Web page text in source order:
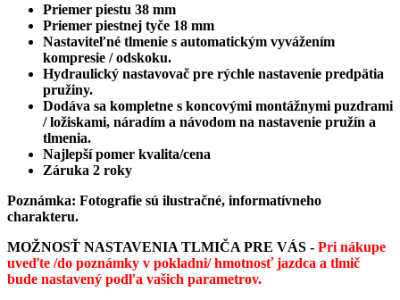
Priemer piestu 38 mm
Priemer piestnej tyče 18 mm
Nastaviteľné tlmenie s automatickým vyvážením
kompresie / odskoku.
Hydraulický nastavovač pre rýchle nastavenie predpätia
pružiny.
Dodáva sa kompletne s koncovými montážnymi puzdrami
/ ložiskami, náradím a návodom na nastavenie pružín a
tlmenia.
Najlepší pomer kvalita/cena
Záruka 2 roky
Poznámka: Fotografie sú ilustračné, informatívneho
charakteru.
MOŽNOSŤ NASTAVENIA TLMIČA PRE VÁS - Pri nákupe
uveďte /do poznámky v pokladni/ hmotnosť jazdca a tlmič
bude nastavený podľa vašich parametrov.